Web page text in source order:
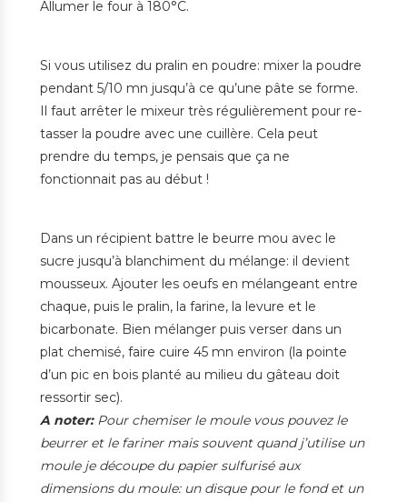
Allumer le four à 180°C.
Si vous utilisez du pralin en poudre: mixer la poudre
pendant 5/10 mn jusqu’à ce qu’une pâte se forme.
Il faut arrêter le mixeur très régulièrement pour re-
tasser la poudre avec une cuillère. Cela peut
prendre du temps, je pensais que ça ne
fonctionnait pas au début !
Dans un récipient battre le beurre mou avec le
sucre jusqu’à blanchiment du mélange: il devient
mousseux. Ajouter les oeufs en mélangeant entre
chaque, puis le pralin, la farine, la levure et le
bicarbonate. Bien mélanger puis verser dans un
plat chemisé, faire cuire 45 mn environ (la pointe
d’un pic en bois planté au milieu du gâteau doit
ressortir sec).
A noter: Pour chemiser le moule vous pouvez le
beurrer et le fariner mais souvent quand j’utilise un
moule je découpe du papier sulfurisé aux
dimensions du moule: un disque pour le fond et un